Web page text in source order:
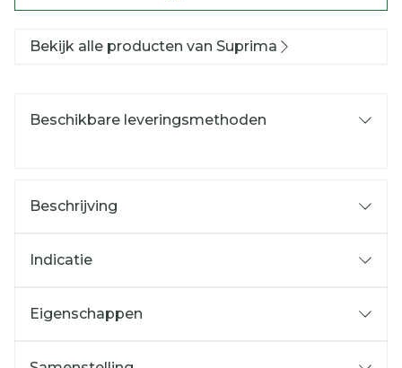
Bekijk alle producten van Suprima
Beschikbare leveringsmethoden
Beschrijving
Indicatie
Eigenschappen